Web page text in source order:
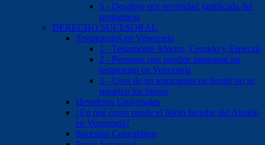
5.- Desalojo por necesidad justificada del
propietario
DERECHO SUCESORAL
Testamentos en Venezuela
1.- Testamento Abierto, Cerrado y Especial
2.- Personas que pueden impugnar un
testamento en Venezuela
3.- Usos de un testamento en donde no se
reparten los bienes
Herederos Universales
¿En qué casos puede el Nieto heredar del Abuelo
en Venezuela?
Sucesión Concubinos